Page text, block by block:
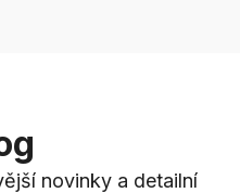
novinky a detailní